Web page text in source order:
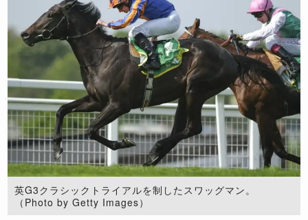
英G3クラシックトライアルを制したスワッグマン。
（Photo by Getty Images）